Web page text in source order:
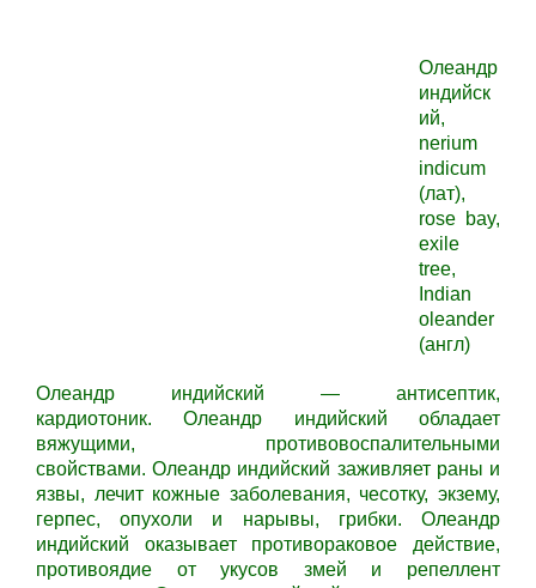
Олеандр
индийск
ий,
nerium
indicum
(лат),
rose bay,
exile
tree,
Indian
oleander
(англ)
Олеандр индийский — антисептик,
кардиотоник.Олеандр индийский обладает
вяжущими, противовоспалительными
свойствами.Олеандр индийский заживляет раны и
язвы, лечит кожные заболевания, чесотку, экзему,
герпес, опухоли и нарывы, грибки. Олеандр
индийский оказывает противораковое действие,
противоядие от укусов змей и репеллент